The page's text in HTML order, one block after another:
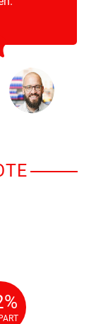
22%
GESPART